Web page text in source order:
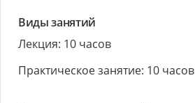
Виды занятий
Лекция: 10 часов
Практическое занятие: 10 часов